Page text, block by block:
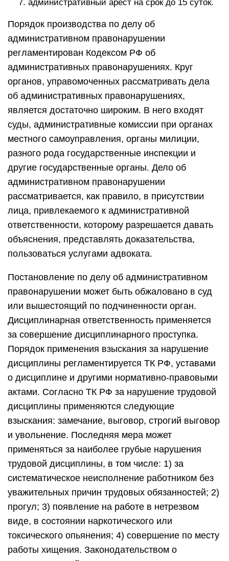
административный арест на срок до 15 суток.
Порядок производства по делу об
административном правонарушении
регламентирован Кодексом РФ об
административных правонарушениях. Круг
органов, управомоченных рассматривать дела
об административных правонарушениях,
является достаточно широким. В него входят
суды, административные комиссии при органах
местного самоуправления, органы милиции,
разного рода государственные инспекции и
другие государственные органы. Дело об
административном правонарушении
рассматривается, как правило, в присутствии
лица, привлекаемого к административной
ответственности, которому разрешается давать
объяснения, представлять доказательства,
пользоваться услугами адвоката.
Постановление по делу об административном
правонарушении может быть обжаловано в суд
или вышестоящий по подчиненности орган.
Дисциплинарная ответственность применяется
за совершение дисциплинарного проступка.
Порядок применения взыскания за нарушение
дисциплины регламентируется ТК РФ, уставами
о дисциплине и другими нормативно-правовыми
актами. Согласно ТК РФ за нарушение трудовой
дисциплины применяются следующие
взыскания: замечание, выговор, строгий выговор
и увольнение. Последняя мера может
применяться за наиболее грубые нарушения
трудовой дисциплины, в том числе: 1) за
систематическое неисполнение работником без
уважительных причин трудовых обязанностей; 2)
прогул; 3) появление на работе в нетрезвом
виде, в состоянии наркотического или
токсического опьянения; 4) совершение по месту
работы хищения. Законодательством о